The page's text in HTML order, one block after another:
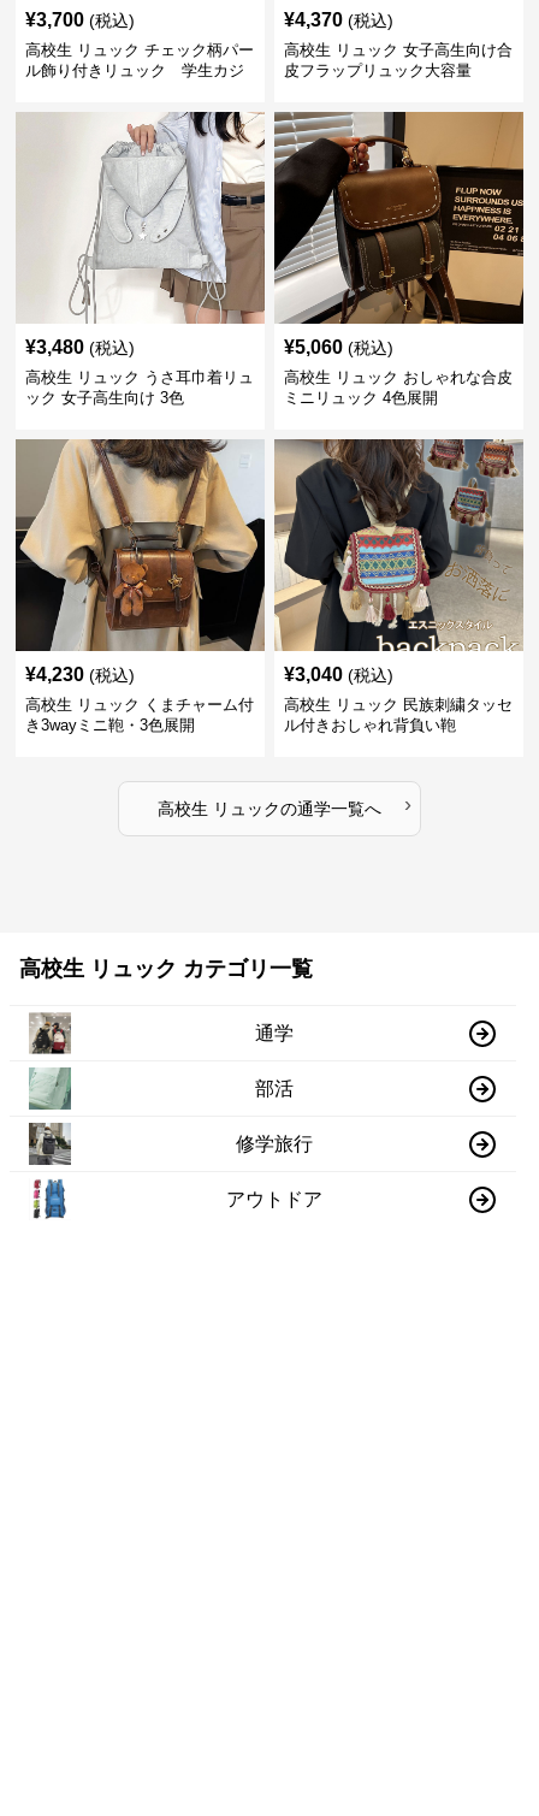
¥3,700 (税込)
高校生 リュック チェック柄パー
ル飾り付きリュック 学生カジ
¥4,370 (税込)
高校生 リュック 女子高生向け合
皮フラップリュック大容量
¥3,480 (税込)
高校生 リュック うさ耳巾着リュ
ック 女子高生向け 3色
¥5,060 (税込)
高校生 リュック おしゃれな合皮
ミニリュック 4色展開
¥4,230 (税込)
高校生 リュック くまチャーム付
き3wayミニ鞄・3色展開
¥3,040 (税込)
高校生 リュック 民族刺繍タッセ
ル付きおしゃれ背負い鞄
高校生 リュックの通学一覧へ ›
高校生 リュック カテゴリ一覧
通学
部活
修学旅行
アウトドア